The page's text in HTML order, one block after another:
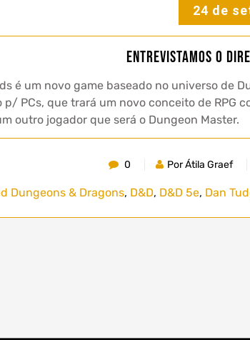
24 de
Entrevistamos o
é um novo game baseado no universo de
p/ PCs, que trará um novo conceito de
outro jogador que será o Dungeon Master.
0 Por Átila Graef
Dungeons & Dragons, D&D, D&D 5e, Dan